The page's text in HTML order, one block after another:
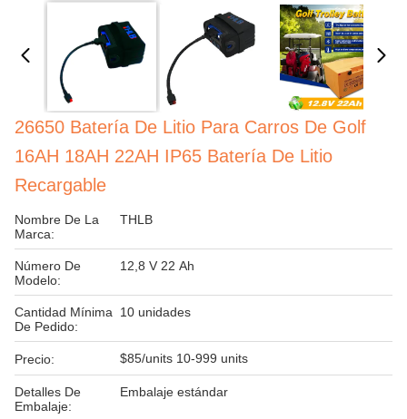
26650 Batería De Litio Para Carros De Golf
16AH 18AH 22AH IP65 Batería De Litio
Recargable
Nombre De La
Marca:
THLB
Número De
Modelo:
12,8 V 22 Ah
Cantidad Mínima
De Pedido:
10 unidades
Precio: $85/units 10-999 units
Detalles De
Embalaje:
Embalaje estándar